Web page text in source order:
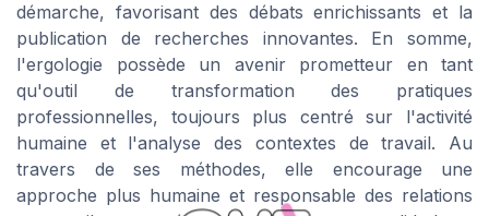
démarche, favorisant des débats enrichissants et la
publication de recherches innovantes. En somme,
l'ergologie possède un avenir prometteur en tant
qu'outil de transformation des pratiques
professionnelles, toujours plus centré sur l'activité
humaine et l'analyse des contextes de travail. Au
travers de ses méthodes, elle encourage une
approche plus humaine et responsable des relations